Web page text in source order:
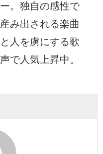
ー。独自の感性で
産み出される楽曲
と人を虜にする歌
声で人気上昇中。